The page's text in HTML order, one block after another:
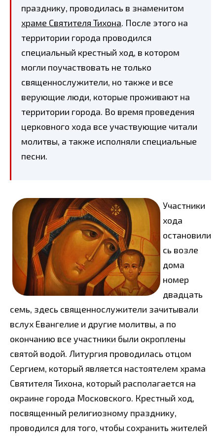
празднику, проводилась в знаменитом
храме Святителя Тихона. После этого на
территории города проводился
специальный крестный ход, в котором
могли поучаствовать не только
священнослужители, но также и все
верующие люди, которые проживают на
территории города. Во время проведения
церковного хода все участвующие читали
молитвы, а также исполняли специальные
песни.
Участники
хода
остановили
сь возле
дома
номер
двадцать
семь, здесь священнослужители зачитывали
вслух Евангелие и другие молитвы, а по
окончанию все участники были окроплены
святой водой. Литургия проводилась отцом
Сергием, который является настоятелем храма
Святителя Тихона, который располагается на
окраине города Московского. Крестный ход,
посвященный религиозному празднику,
проводился для того, чтобы сохранить жителей